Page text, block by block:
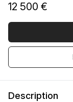
12 500 €
Description